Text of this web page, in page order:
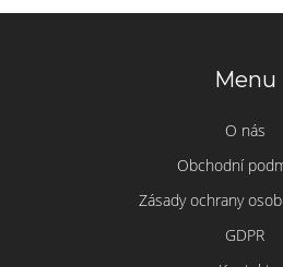
Menu
O nás
Obchodní
Zásady ochrany
GDPR